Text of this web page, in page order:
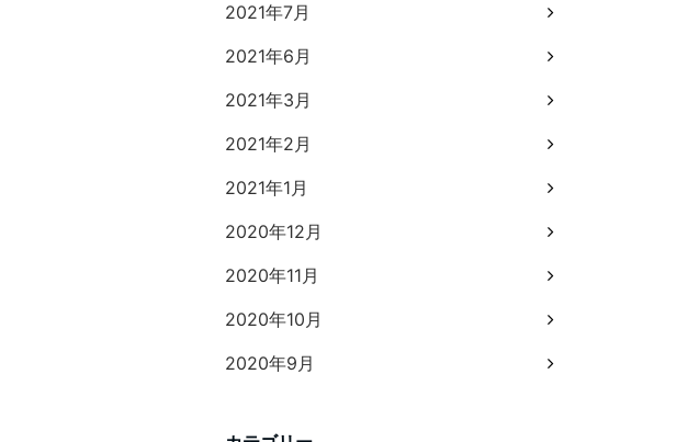
2021年7月
2021年6月
2021年3月
2021年2月
2021年1月
2020年12月
2020年11月
2020年10月
2020年9月